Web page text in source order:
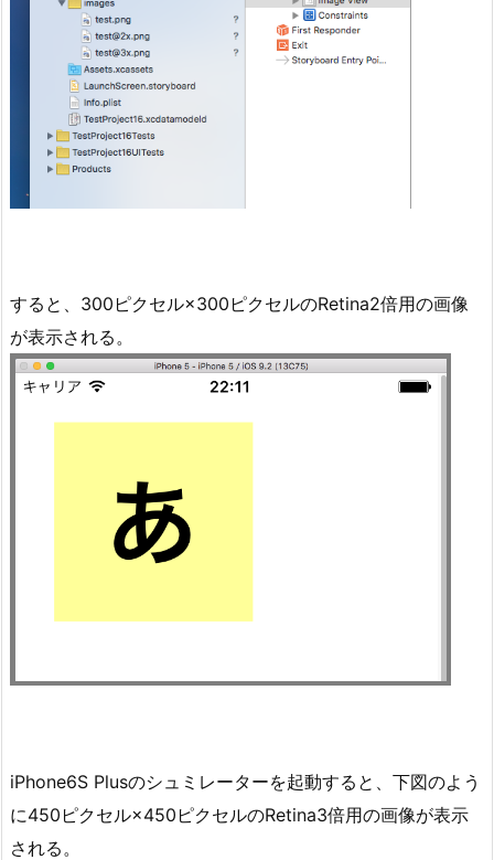
すると、300ピクセル×300ピクセルのRetina2倍用の画像
が表示される。
iPhone6S Plusのシュミレーターを起動すると、下図のよう
に450ピクセル×450ピクセルのRetina3倍用の画像が表示
される。